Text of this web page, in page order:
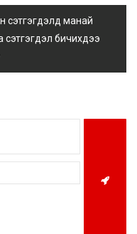
манай
сэтгэгдэл бичихдээ